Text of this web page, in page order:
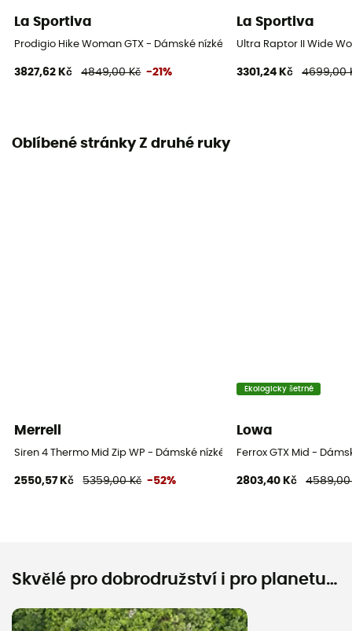
La Sportiva
Prodigio Hike Woman GTX - Dámské nízké turistické boty
3827,62 Kč 4849,00 Kč -21%
La Sportiva
Ultra Raptor II Wide
3301,24 Kč 4699,00
Oblíbené stránky Z druhé ruky
Merrell
Siren 4 Thermo Mid Zip WP - Dámské nízké turistické boty
2550,57 Kč 5359,00 Kč -52%
Ekologicky šetrné
Lowa
Ferrox GTX Mid -
2803,40 Kč 4589,00
Skvělé pro dobrodružství i pro planetu…